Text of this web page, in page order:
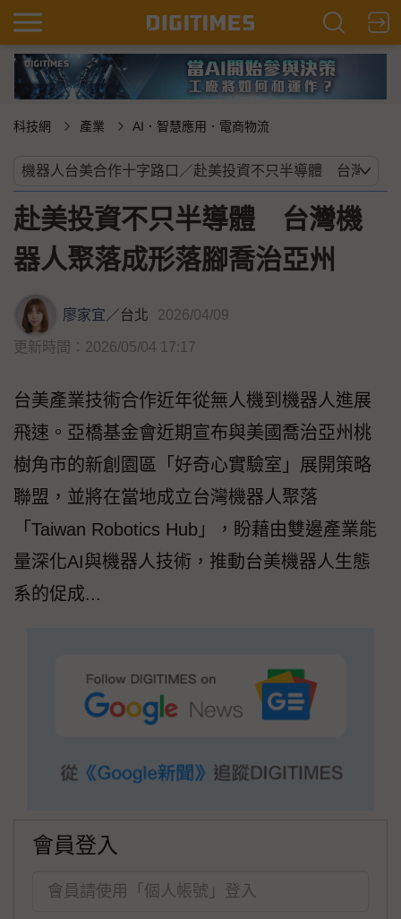
科技網 產業 AI．智慧應用．電商物流
赴美投資不只半導體 台灣機
器人聚落成形落腳喬治亞州
廖家宜／台北 2026/04/09
更新時間：2026/05/04 17:17
台美產業技術合作近年從無人機到機器人進展
飛速。亞橋基金會近期宣布與美國喬治亞州桃
樹角市的新創園區「好奇心實驗室」展開策略
聯盟，並將在當地成立台灣機器人聚落
「Taiwan Robotics Hub」，盼藉由雙邊產業能
量深化AI與機器人技術，推動台美機器人生態
系的促成...
會員登入